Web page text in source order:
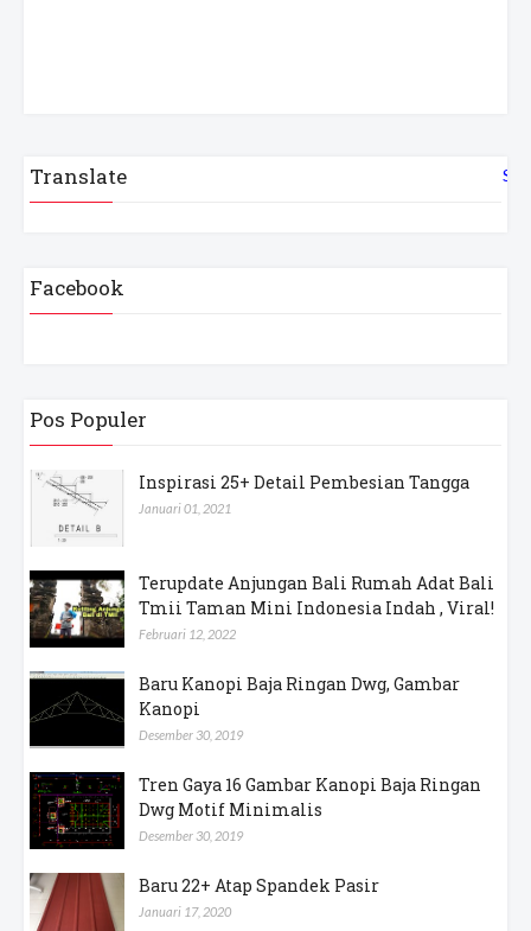
Translate
Facebook
Pos Populer
Inspirasi 25+ Detail Pembesian Tangga
Januari 01, 2021
Terupdate Anjungan Bali Rumah Adat Bali
Tmii Taman Mini Indonesia Indah , Viral!
Februari 12, 2022
Baru Kanopi Baja Ringan Dwg, Gambar
Kanopi
Desember 30, 2019
Tren Gaya 16 Gambar Kanopi Baja Ringan
Dwg Motif Minimalis
Desember 30, 2019
Baru 22+ Atap Spandek Pasir
Januari 17, 2020